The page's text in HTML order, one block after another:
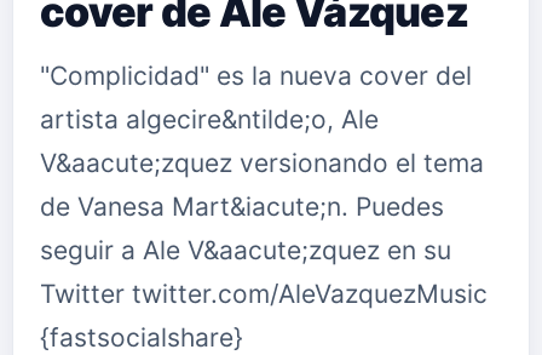
cover de Ale Vázquez
"Complicidad" es la nueva cover del
artista algecire&ntilde;o, Ale
V&aacute;zquez versionando el tema
de Vanesa Mart&iacute;n. Puedes
seguir a Ale V&aacute;zquez en su
Twitter twitter.com/AleVazquezMusic
{fastsocialshare}